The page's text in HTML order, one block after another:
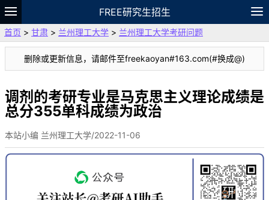
FREE研究生招生
题库
故事 专题 APP 笔记
论坛
VIP
资料
首页 > 甘肃 > 兰州理工大学 > 兰州理工大学考研问题
删除或更新信息，请邮件至freekaoyan#163.com(#换成@)
调剂的考研专业是马克思主义理论成绩是
总分355单科成绩为政治
本站小编 兰州理工大学/2022-11-06